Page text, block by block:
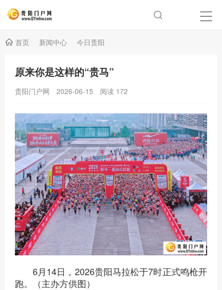
首页 新闻中心 今日贵阳
原来你是这样的“贵马”
贵阳门户网 2026-06-15 阅读 172
6月14日，2026贵阳马拉松于7时正式鸣枪开
跑。（主办方供图）